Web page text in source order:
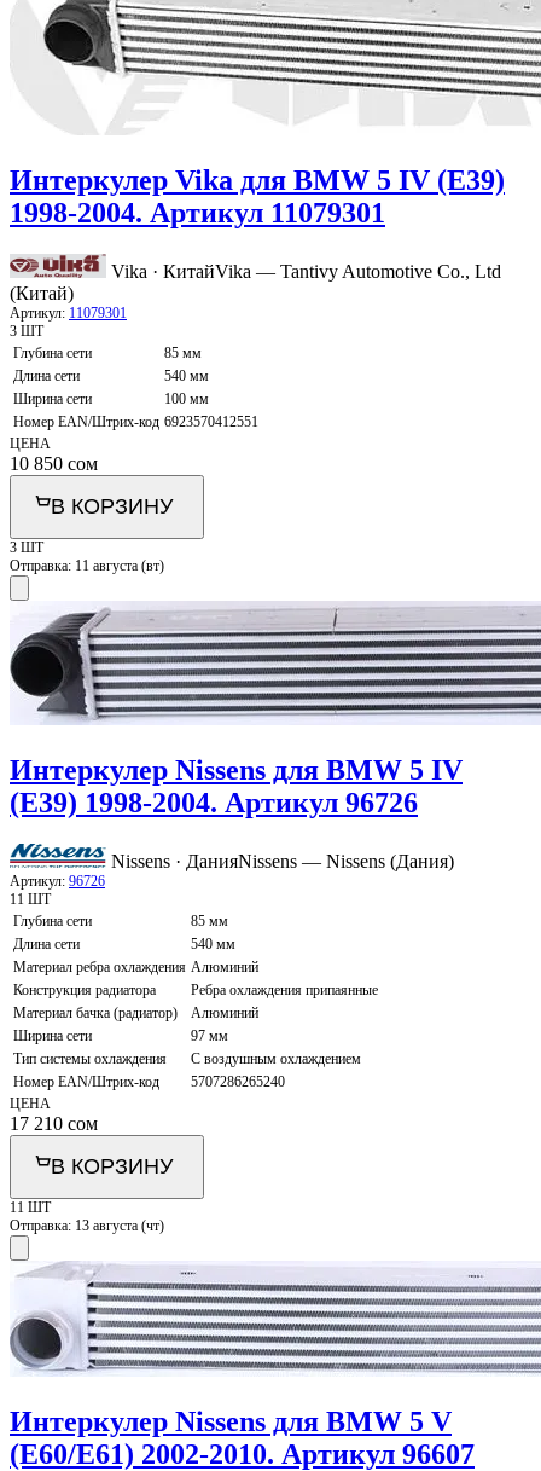
Интеркулер Vika для BMW 5 IV (E39)
1998-2004. Артикул 11079301
Vika · КитайVika — Tantivy Automotive Co., Ltd
(Китай)
Артикул: 11079301
3 ШТ
Глубина сети
85 мм
Длина сети
540 мм
Ширина сети
100 мм
Номер EAN/Штрих-код 6923570412551
ЦЕНА
10 850 сом
В КОРЗИНУ
3 ШТ
Отправка: 11 августа (вт)
Интеркулер Nissens для BMW 5 IV
(E39) 1998-2004. Артикул 96726
Nissens · ДанияNissens — Nissens (Дания)
Артикул: 96726
11 ШТ
Глубина сети
85 мм
Длина сети
540 мм
Материал ребра охлаждения Алюминий
Конструкция радиатора
Ребра охлаждения припаянные
Материал бачка (радиатор)
Алюминий
Ширина сети
97 мм
Тип системы охлаждения
С воздушным охлаждением
Номер EAN/Штрих-код
5707286265240
ЦЕНА
17 210 сом
В КОРЗИНУ
11 ШТ
Отправка: 13 августа (чт)
Интеркулер Nissens для BMW 5 V
(E60/E61) 2002-2010. Артикул 96607